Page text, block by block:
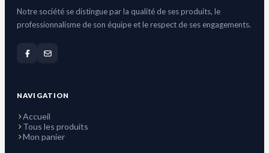
Notre société se distingue par la qualité de ses produits, le
professionnalisme de son équipe et le respect de ses engagements.
NAVIGATION
Accueil
Tous les produits
Mon panier